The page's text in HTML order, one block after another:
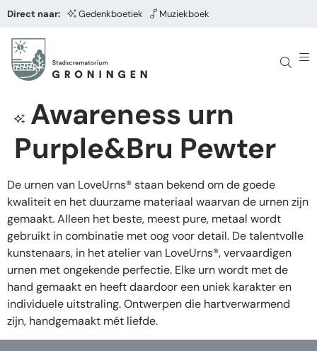
Direct naar: Gedenkboetiek Muziekboek
Awareness urn
Purple&Bru Pewter
De urnen van LoveUrns® staan bekend om de goede
kwaliteit en het duurzame materiaal waarvan de urnen zijn
gemaakt. Alleen het beste, meest pure, metaal wordt
gebruikt in combinatie met oog voor detail. De talentvolle
kunstenaars, in het atelier van LoveUrns®, vervaardigen
urnen met ongekende perfectie. Elke urn wordt met de
hand gemaakt en heeft daardoor een uniek karakter en
individuele uitstraling. Ontwerpen die hartverwarmend
zijn, handgemaakt mét liefde.